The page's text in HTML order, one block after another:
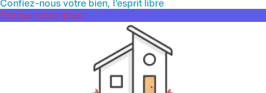
Confiez-nous votre bien, l’esprit libre
Estimer votre gîtes